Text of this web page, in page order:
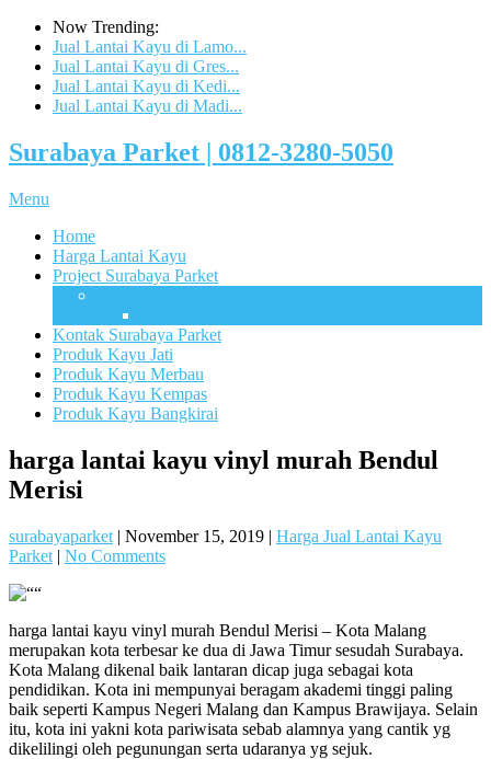
Now Trending:
Jual Lantai Kayu di Lamo...
Jual Lantai Kayu di Gres...
Jual Lantai Kayu di Kedi...
Jual Lantai Kayu di Madi...
Surabaya Parket | 0812-3280-5050
Menu
Home
Harga Lantai Kayu
Project Surabaya Parket
Kontak Surabaya Parket
Produk Kayu Jati
Produk Kayu Merbau
Produk Kayu Kempas
Produk Kayu Bangkirai
harga lantai kayu vinyl murah Bendul
Merisi
surabayaparket | November 15, 2019 | Harga Jual Lantai Kayu
Parket | No Comments
harga lantai kayu vinyl murah Bendul Merisi – Kota Malang
merupakan kota terbesar ke dua di Jawa Timur sesudah Surabaya.
Kota Malang dikenal baik lantaran dicap juga sebagai kota
pendidikan. Kota ini mempunyai beragam akademi tinggi paling
baik seperti Kampus Negeri Malang dan Kampus Brawijaya. Selain
itu, kota ini yakni kota pariwisata sebab alamnya yang cantik yg
dikelilingi oleh pegunungan serta udaranya yg sejuk.